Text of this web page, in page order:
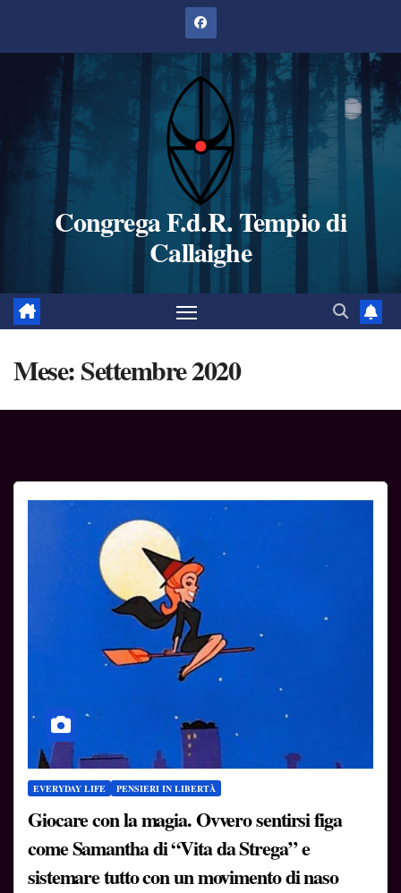
Congrega F.d.R. Tempio di
Callaighe
Mese:Settembre 2020
EVERYDAY LIFE PENSIERI IN LIBERTÀ
Giocare con la magia. Ovvero sentirsi figa
come Samantha di “Vita da Strega” e
sistemare tutto con un movimento di naso